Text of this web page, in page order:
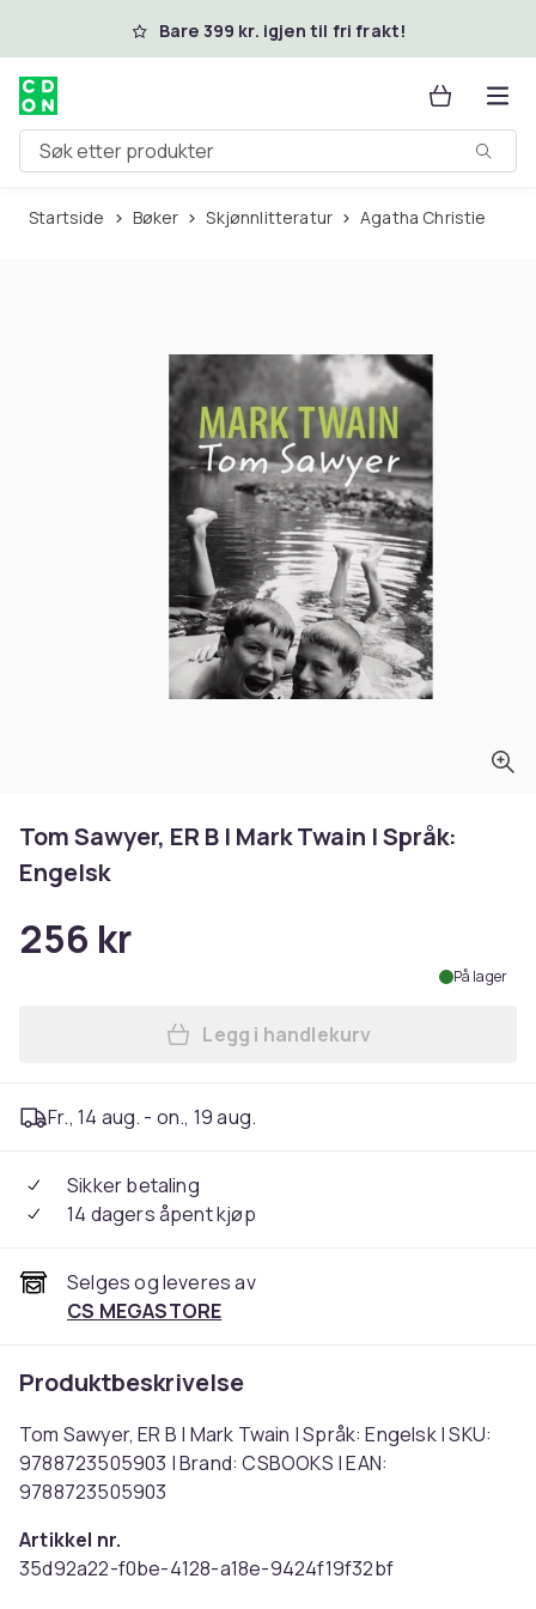
Hopp til hovedinnholdBare 399 kr. igjen til fri frakt!
Søk etter produkter
Startside Bøker Skjønnlitteratur Agatha Christie
Tom Sawyer, ER B | Mark Twain | Språk:
Engelsk
256 kr
På lager
Legg Tom Sawyer, ER B |
Legg i handlekurv
Fr., 14 aug. - on., 19 aug.
Sikker betaling
14 dagers åpent kjøp
Selges og leveres av
CS MEGASTORE
Produktbeskrivelse
Tom Sawyer, ER B | Mark Twain | Språk: Engelsk | SKU:
9788723505903 | Brand: CSBOOKS | EAN:
9788723505903
Artikkel nr.
35d92a22-f0be-4128-a18e-9424f19f32bf